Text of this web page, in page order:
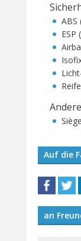
ABS
ESP
Auf die
an